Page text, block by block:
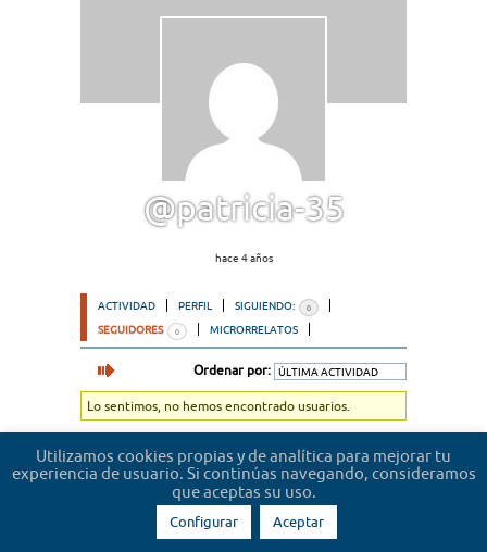
@patricia-35
hace 4 años
ACTIVIDAD PERFIL SIGUIENDO: 0
SEGUIDORES 0 MICRORRELATOS
Ordenar por:
Lo sentimos, no hemos encontrado usuarios.
Utilizamos cookies propias y de analítica para mejorar tu
experiencia de usuario. Si continúas navegando, consideramos
que aceptas su uso.
Configurar Aceptar